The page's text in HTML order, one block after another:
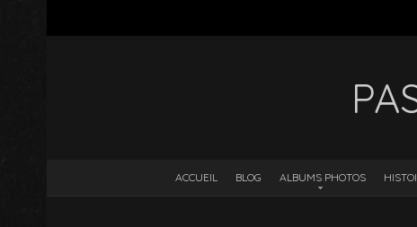
ACCUEIL BLOG ALBUMS PHOTOS